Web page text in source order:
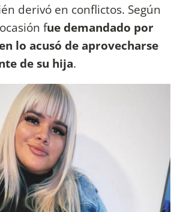
derivó en conflictos. Según
fue demandado por
lo acusó de aprovecharse
de su hija.